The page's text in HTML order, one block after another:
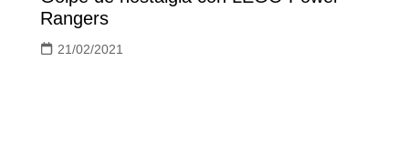
Rangers
21/02/2021